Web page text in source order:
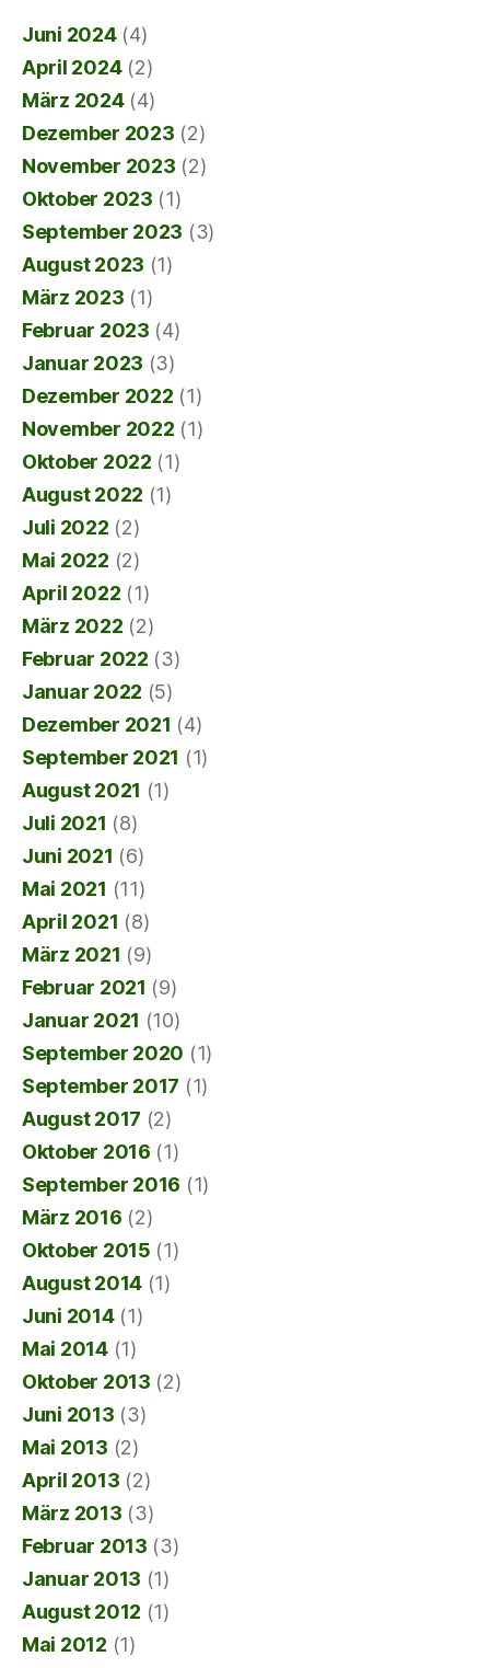
Juni 2024(4)
April 2024(2)
März 2024(4)
Dezember 2023 (2)
November 2023 (2)
Oktober 2023 (1)
September 2023 (3)
August 2023 (1)
März 2023 (1)
Februar 2023 (4)
Januar 2023 (3)
Dezember 2022 (1)
November 2022 (1)
Oktober 2022 (1)
August 2022 (1)
Juli 2022 (2)
Mai 2022 (2)
April 2022 (1)
März 2022 (2)
Februar 2022 (3)
Januar 2022 (5)
Dezember 2021 (4)
September 2021 (1)
August 2021 (1)
Juli 2021 (8)
Juni 2021 (6)
Mai 2021 (11)
April 2021 (8)
März 2021 (9)
Februar 2021 (9)
Januar 2021 (10)
September 2020 (1)
September 2017 (1)
August 2017 (2)
Oktober 2016 (1)
September 2016 (1)
März 2016 (2)
Oktober 2015 (1)
August 2014 (1)
Juni 2014(1)
Mai 2014(1)
Oktober 2013 (2)
Juni 2013 (3)
Mai 2013 (2)
April 2013 (2)
März 2013 (3)
Februar 2013 (3)
Januar 2013 (1)
August 2012 (1)
Mai 2012 (1)